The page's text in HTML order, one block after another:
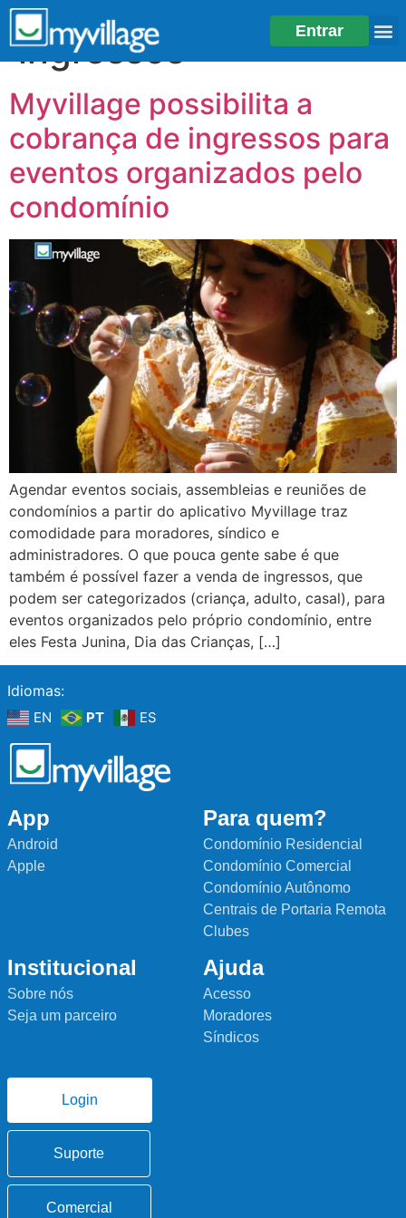
Entrar
ingressos
Myvillage possibilita a
cobrança de ingressos para
eventos organizados pelo
condomínio
Agendar eventos sociais, assembleias e reuniões de
condomínios a partir do aplicativo Myvillage traz
comodidade para moradores, síndico e
administradores. O que pouca gente sabe é que
também é possível fazer a venda de ingressos, que
podem ser categorizados (criança, adulto, casal), para
eventos organizados pelo próprio condomínio, entre
eles Festa Junina, Dia das Crianças, […]
Idiomas:
EN PT ES
App
Android
Apple
Para quem?
Condomínio Residencial
Condomínio Comercial
Condomínio Autônomo
Centrais de Portaria Remota
Clubes
Institucional
Sobre nós
Seja um parceiro
Ajuda
Acesso
Moradores
Síndicos
Login
Suporte
Comercial